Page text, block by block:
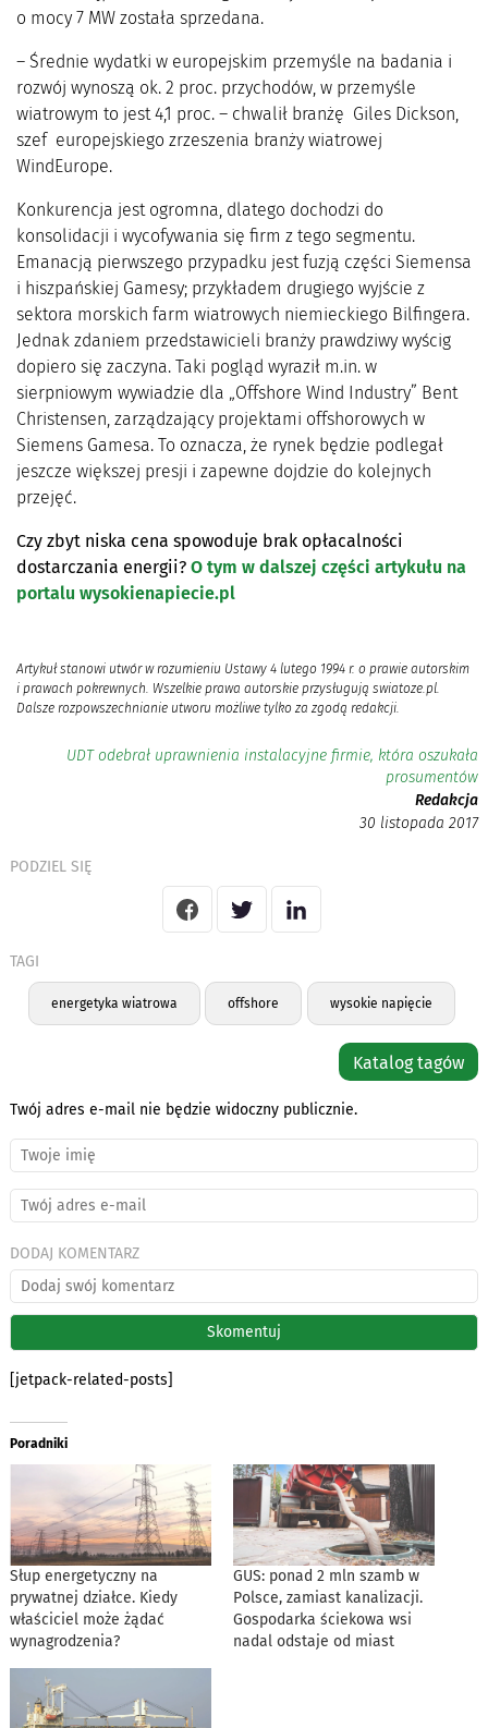
o mocy 7 MW została sprzedana.
– Średnie wydatki w europejskim przemyśle na badania i
rozwój wynoszą ok. 2 proc. przychodów, w przemyśle
wiatrowym to jest 4,1 proc. – chwalił branżę Giles Dickson,
szef europejskiego zrzeszenia branży wiatrowej
WindEurope.
Konkurencja jest ogromna, dlatego dochodzi do
konsolidacji i wycofywania się firm z tego segmentu.
Emanacją pierwszego przypadku jest fuzją części Siemensa
i hiszpańskiej Gamesy; przykładem drugiego wyjście z
sektora morskich farm wiatrowych niemieckiego Bilfingera.
Jednak zdaniem przedstawicieli branży prawdziwy wyścig
dopiero się zaczyna. Taki pogląd wyraził m.in. w
sierpniowym wywiadzie dla „Offshore Wind Industry” Bent
Christensen, zarządzający projektami offshorowych w
Siemens Gamesa. To oznacza, że rynek będzie podlegał
jeszcze większej presji i zapewne dojdzie do kolejnych
przejęć.
Czy zbyt niska cena spowoduje brak opłacalności
dostarczania energii? O tym w dalszej części artykułu na
portalu wysokienapiecie.pl
Artykuł stanowi utwór w rozumieniu Ustawy 4 lutego 1994 r. o prawie autorskim
i prawach pokrewnych. Wszelkie prawa autorskie przysługują swiatoze.pl.
Dalsze rozpowszechnianie utworu możliwe tylko za zgodą redakcji.
UDT odebrał uprawnienia instalacyjne firmie, która oszukała
prosumentów
Redakcja
30 listopada 2017
PODZIEL SIĘ
TAGI
energetyka wiatrowa offshore wysokie napięcie
Katalog tagów
Twój adres e-mail nie będzie widoczny publicznie.
DODAJ KOMENTARZ
[jetpack-related-posts]
Poradniki
Słup energetyczny na
prywatnej działce. Kiedy
właściciel może żądać
wynagrodzenia?
GUS: ponad 2 mln szamb w
Polsce, zamiast kanalizacji.
Gospodarka ściekowa wsi
nadal odstaje od miast